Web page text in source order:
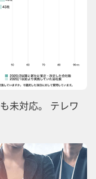
未対応。 テレワ